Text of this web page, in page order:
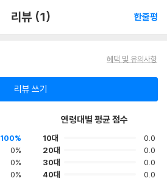
리뷰 (1) 한줄평
혜택 및 유의사항
리뷰 쓰기
100%
0%
0%
0%
연령대별 평균 점수
10대
0.0
20대
0.0
30대
0.0
40대
0.0